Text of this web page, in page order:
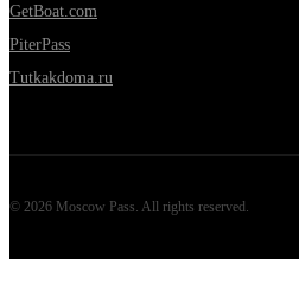
GetBoat.com
PiterPass
Tutkakdoma.ru
© 2026 Moscow Pass . All rights reserved.